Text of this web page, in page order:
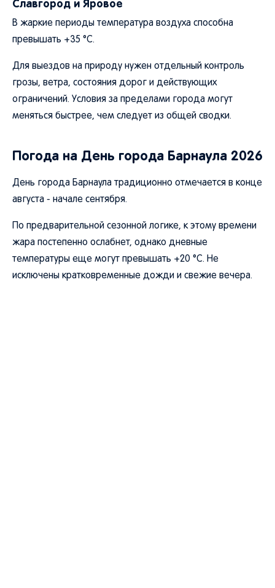
Славгород и Яровое
В жаркие периоды температура воздуха способна
превышать +35 °C.
Для выездов на природу нужен отдельный контроль
грозы, ветра, состояния дорог и действующих
ограничений. Условия за пределами города могут
меняться быстрее, чем следует из общей сводки.
Погода на День города Барнаула 2026
День города Барнаула традиционно отмечается в конце
августа - начале сентября.
По предварительной сезонной логике, к этому времени
жара постепенно ослабнет, однако дневные
температуры еще могут превышать +20 °C. Не
исключены кратковременные дожди и свежие вечера.